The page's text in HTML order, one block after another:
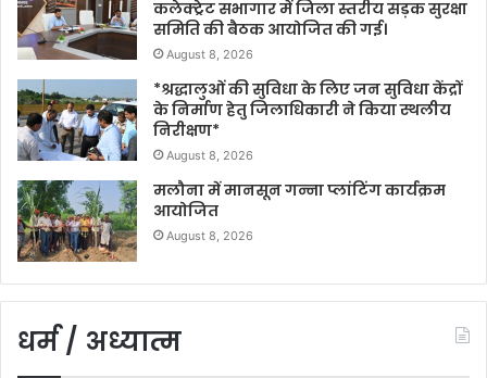
कलेक्ट्रेट सभागार में जिला स्तरीय सड़क सुरक्षा
समिति की बैठक आयोजित की गई।
August 8, 2026
*श्रद्धालुओं की सुविधा के लिए जन सुविधा केंद्रों
के निर्माण हेतु जिलाधिकारी ने किया स्थलीय
निरीक्षण*
August 8, 2026
मलौना में मानसून गन्ना प्लांटिंग कार्यक्रम
आयोजित
August 8, 2026
धर्म / अध्यात्म